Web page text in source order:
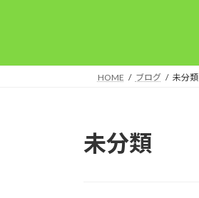
プ
動
HOME ブログ 未分類
未分類